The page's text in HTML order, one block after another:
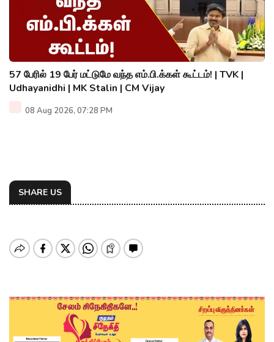
57 பேரில் 19 பேர் மட்டுமே வந்த எம்.பி.க்கள் கூட்டம்! | TVK |
Udhayanidhi | MK Stalin | CM Vijay
08 Aug 2026, 07:28 PM
SHARE US